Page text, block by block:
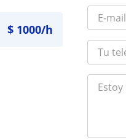
$ 1000/h